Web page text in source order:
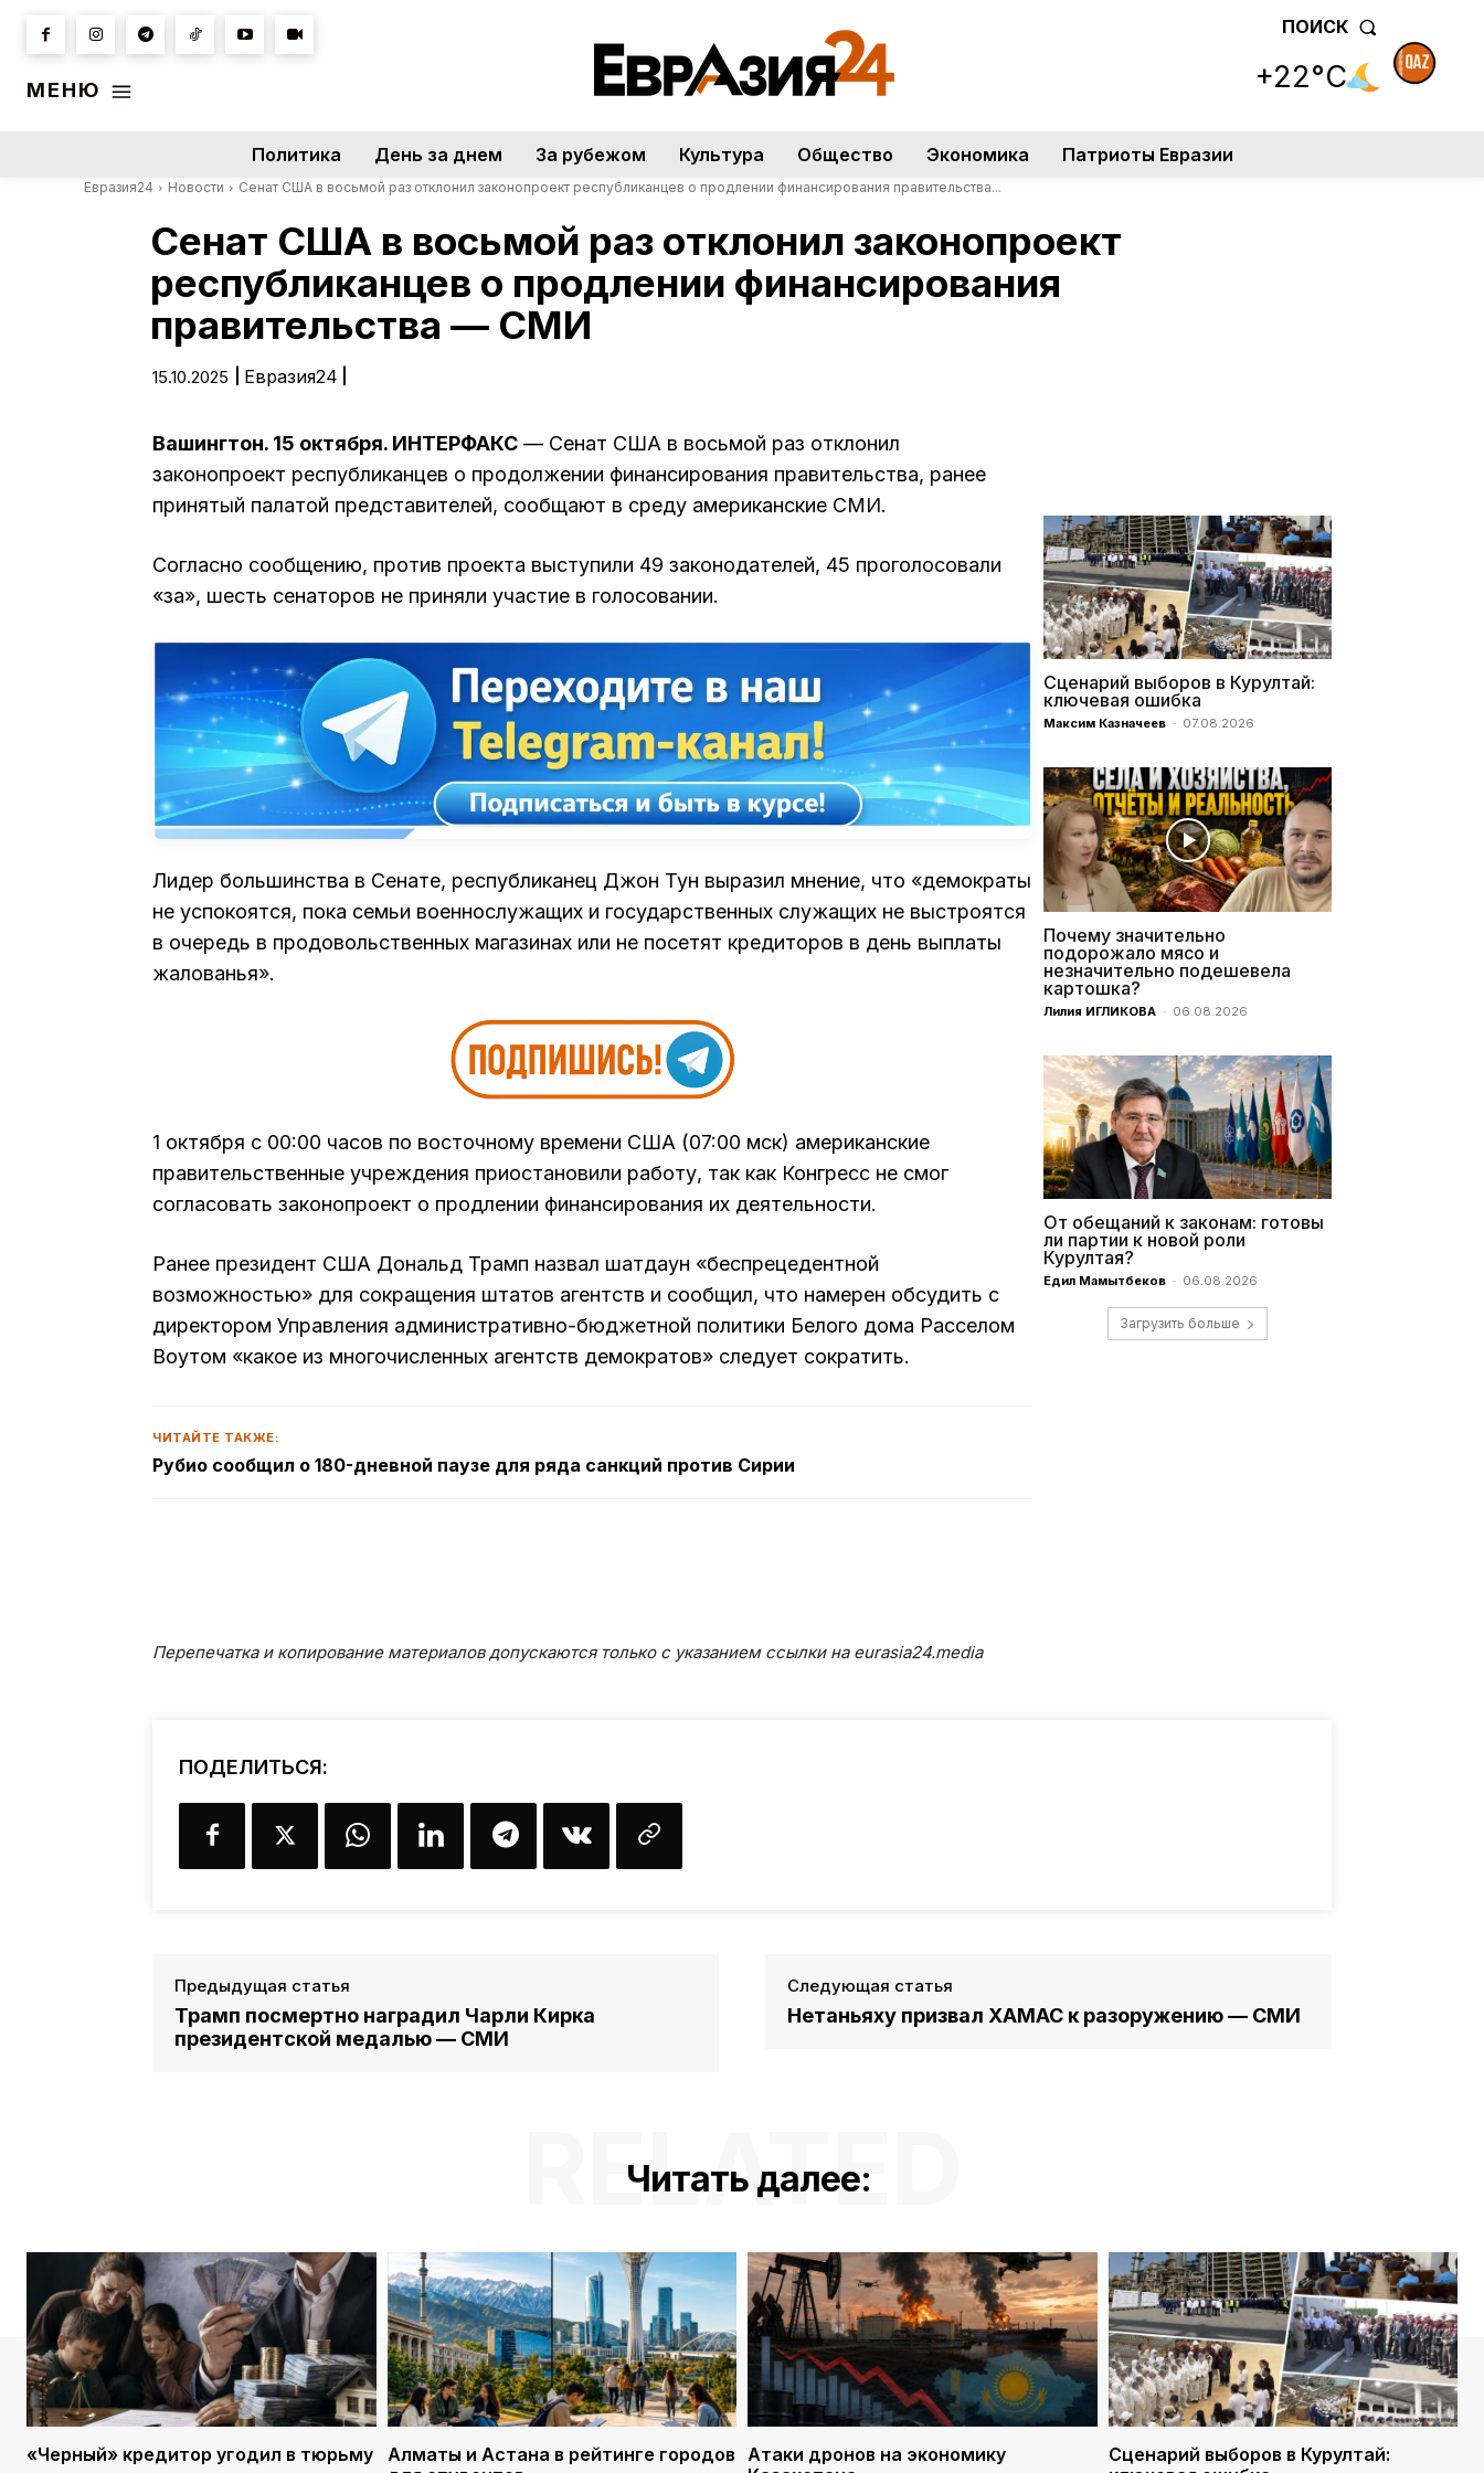
МЕНЮ
ПОИСК
+22°C
Политика День за днем За рубежом Культура Общество Экономика Патриоты Евразии
Евразия24 Новости Сенат США в восьмой раз отклонил законопроект республиканцев о продлении финансирования правительства...
Сенат США в восьмой раз отклонил законопроект
республиканцев о продлении финансирования
правительства — СМИ
15.10.2025 Евразия24
Вашингтон. 15 октября. ИНТЕРФАКС — Сенат США в восьмой раз отклонил
законопроект республиканцев о продолжении финансирования правительства, ранее
принятый палатой представителей, сообщают в среду американские СМИ.
Согласно сообщению, против проекта выступили 49 законодателей, 45 проголосовали
«за», шесть сенаторов не приняли участие в голосовании.
Лидер большинства в Сенате, республиканец Джон Тун выразил мнение, что «демократы
не успокоятся, пока семьи военнослужащих и государственных служащих не выстроятся
в очередь в продовольственных магазинах или не посетят кредиторов в день выплаты
жалованья».
1 октября с 00:00 часов по восточному времени США (07:00 мск) американские
правительственные учреждения приостановили работу, так как Конгресс не смог
согласовать законопроект о продлении финансирования их деятельности.
Ранее президент США Дональд Трамп назвал шатдаун «беспрецедентной
возможностью» для сокращения штатов агентств и сообщил, что намерен обсудить с
директором Управления административно-бюджетной политики Белого дома Расселом
Воутом «какое из многочисленных агентств демократов» следует сократить.
ЧИТАЙТЕ ТАКЖЕ:
Рубио сообщил о 180-дневной паузе для ряда санкций против Сирии
Сценарий выборов в Курултай:
ключевая ошибка
Максим Казначеев - 07.08.2026
Почему значительно
подорожало мясо и
незначительно подешевела
картошка?
Лилия ИГЛИКОВА - 06.08.2026
От обещаний к законам: готовы
ли партии к новой роли
Курултая?
Едил Мамытбеков - 06.08.2026
Загрузить больше
Перепечатка и копирование материалов допускаются только с указанием ссылки на eurasia24.media
ПОДЕЛИТЬСЯ:
Предыдущая статья
Трамп посмертно наградил Чарли Кирка
президентской медалью — СМИ
Следующая статья
Нетаньяху призвал ХАМАС к разоружению — СМИ
Читать далее:
RELATED
«Черный» кредитор угодил в тюрьму
Алматы и Астана в рейтинге городов Атаки дронов на экономику
Сценарий выборов в Курултай: